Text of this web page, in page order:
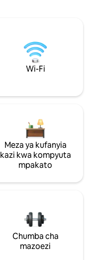
Wi-Fi
Meza ya kufanyia
kazi kwa kompyuta
mpakato
Chumba cha
mazoezi